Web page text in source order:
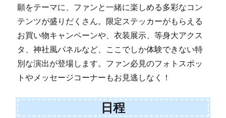
願をテーマに、ファンと一緒に楽しめる多彩なコン
テンツが盛りだくさん。限定ステッカーがもらえる
お買い物キャンペーンや、衣装展示、等身大アクス
タ、神社風パネルなど、ここでしか体験できない特
別な演出が登場します。ファン必見のフォトスポッ
トやメッセージコーナーもお見逃しなく！
日程